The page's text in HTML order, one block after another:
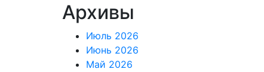
Архивы
Июль 2026
Июнь 2026
Май 2026